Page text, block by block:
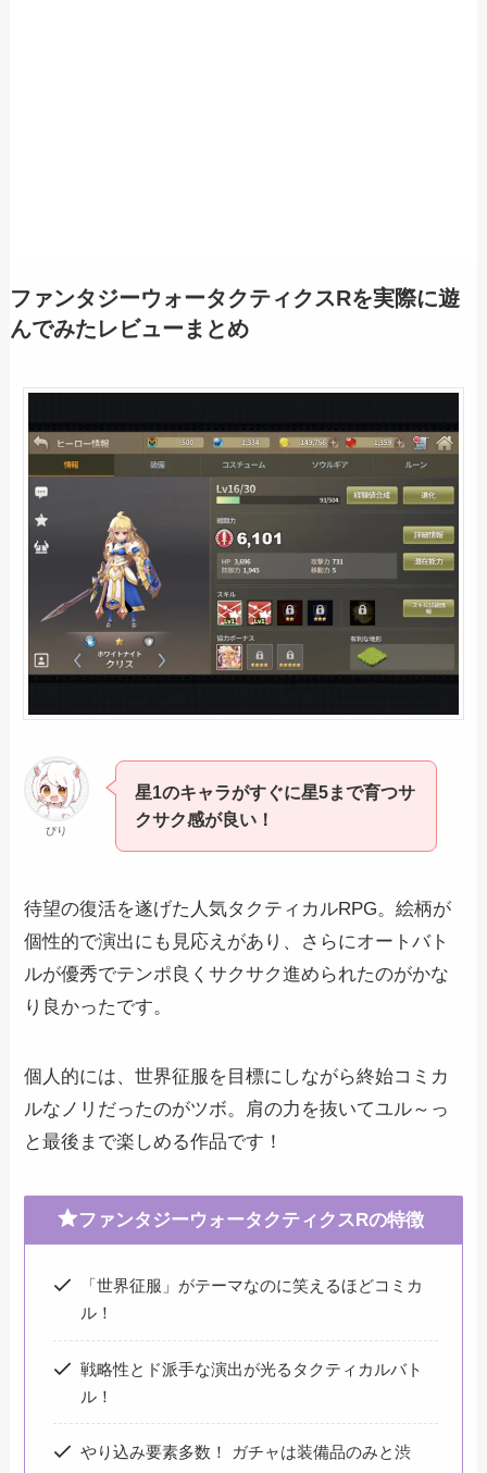
ファンタジーウォータクティクスRを実際に遊
んでみたレビューまとめ
ぴり
星1のキャラがすぐに星5まで育つサ
クサク感が良い！
待望の復活を遂げた人気タクティカルRPG。絵柄が
個性的で演出にも見応えがあり、さらにオートバト
ルが優秀でテンポ良くサクサク進められたのがかな
り良かったです。
個人的には、世界征服を目標にしながら終始コミカ
ルなノリだったのがツボ。肩の力を抜いてユル～っ
と最後まで楽しめる作品です！
ファンタジーウォータクティクスRの特徴
「世界征服」がテーマなのに笑えるほどコミカ
ル！
戦略性とド派手な演出が光るタクティカルバト
ル！
やり込み要素多数！ ガチャは装備品のみと渋